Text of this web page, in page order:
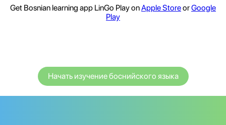
Get Bosnian learning app LinGo Play onApple StoreorGoogle
Play
Начать изучение боснийского языка